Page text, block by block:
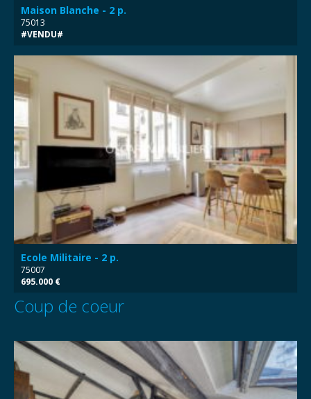
Maison Blanche - 2 p.
75013
#VENDU#
Ecole Militaire - 2 p.
75007
695.000 €
Coup de coeur